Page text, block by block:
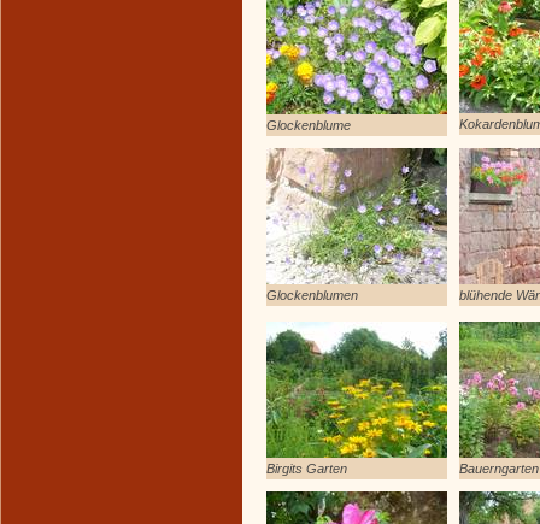
Glockenblume
Glockenblumen blühende
Birgits Garten Bauerngarten